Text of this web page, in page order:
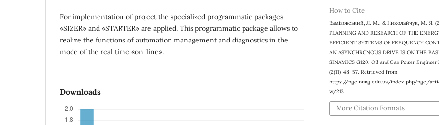
For implementation of project the specialized programmatic packages
«SIZER» and «STARTER» are applied. This programmatic package allows to
realize the functions of automation management and diagnostics in the
mode of the real time «on‑line».
Downloads
How to Cite
Заміховський, Л. М., & Николайчук, М. Я.
PLANNING AND RESEARCH OF THE
EFFICIENT SYSTEMS OF FREQUENCY
AN ASYNCHRONOUS DRIVE IS ON THE
SINAMICS G120.Oil and Gas Power
(2(11), 48–57. Retrieved from
https://nge.nung.edu.ua/index.php/nge/
w/213
More Citation Formats